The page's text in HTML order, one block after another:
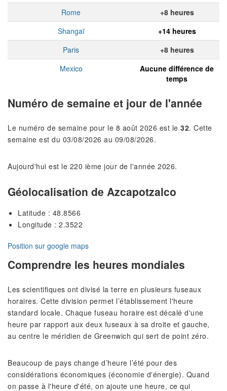
Rome
+8 heures
Shangaï
+14 heures
Paris
+8 heures
Mexico
Aucune différence de
temps
Numéro de semaine et jour de l'année
Le numéro de semaine pour le 8 août 2026 est le 32. Cette
semaine est du 03/08/2026 au 09/08/2026.
Aujourd'hui est le 220 ième jour de l'année 2026.
Géolocalisation de Azcapotzalco
Latitude : 48.8566
Longitude : 2.3522
Position sur google maps
Comprendre les heures mondiales
Les scientifiques ont divisé la terre en plusieurs fuseaux
horaires. Cette division permet l’établissement l'heure
standard locale. Chaque fuseau horaire est décalé d'une
heure par rapport aux deux fuseaux à sa droite et gauche,
au centre le méridien de Greenwich qui sert de point zéro.
Beaucoup de pays change d’heure l’été pour des
considérations économiques (économie d'énergie). Quand
on passe à l'heure d'été, on ajoute une heure, ce qui